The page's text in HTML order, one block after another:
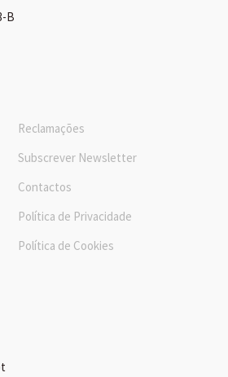
B
Reclamações
Subscrever Newsletter
Contactos
Política de Privacidade
Política de Cookies